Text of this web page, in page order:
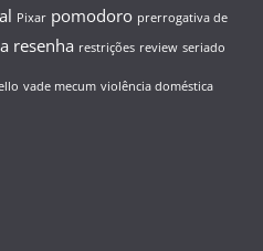
Pixar pomodoro prerrogativa de
resenha restrições review seriado
vade mecum violência doméstica